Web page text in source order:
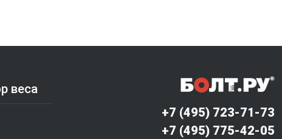
веса
+7 (495) 723-71-73
+7 (495) 775-42-05